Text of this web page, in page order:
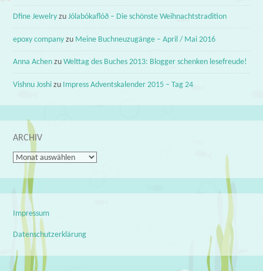
Dfine Jewelry zuJólabókaflóð – Die schönste Weihnachtstradition
epoxy company zu Meine Buchneuzugänge – April / Mai 2016
Anna Achen zuWelttag des Buches 2013: Blogger schenken lesefreude!
Vishnu Joshi zu Impress Adventskalender 2015 – Tag 24
ARCHIV
Archiv
Impressum
Datenschutzerklärung